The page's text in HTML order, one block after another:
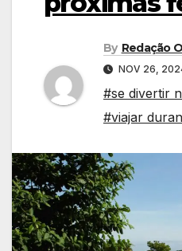
By Redação
NOV 26,
#se divertir
#viajar